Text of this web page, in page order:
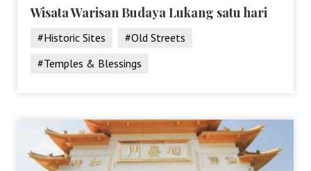
Wisata Warisan Budaya Lukang satu hari
#Historic Sites
#Old Streets
#Temples & Blessings